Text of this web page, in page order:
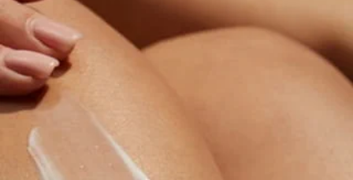
Чувствителна кожа
ИЗБРАНИ ФИЛТРИ